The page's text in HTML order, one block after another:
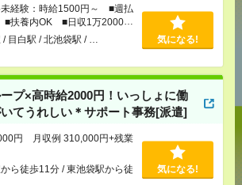
未経験：時給1500円～ ■週払
扶養内OK ■日収1万2000円
/ 目白駅 / 北池袋駅 / … 気になる!
プ×高時給2000円！いっしょに働
いてうれしい＊サポート事務[派遣]
円 月収例 310,000円+残業
ら徒歩11分 / 東池袋駅から徒
気になる!
おすすめ
募集】おばあちゃんのお散歩付き添
遣]